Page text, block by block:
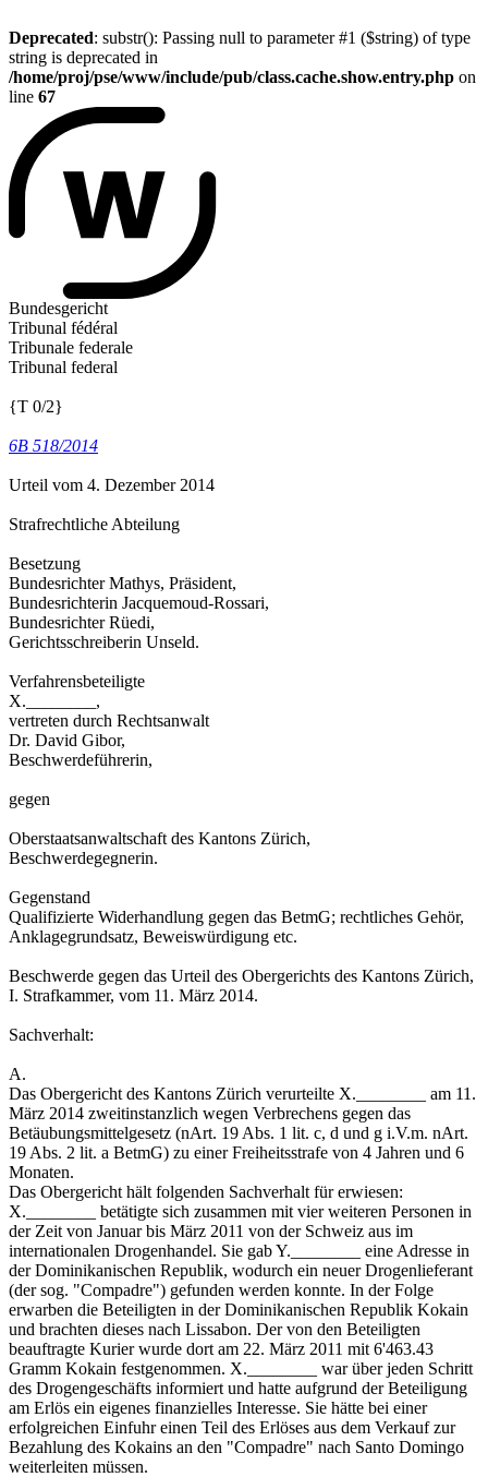
Deprecated: substr(): Passing null to parameter #1 ($string) of type
string is deprecated in
/home/proj/pse/www/include/pub/class.cache.show.entry.php on
line 67
Bundesgericht
Tribunal fédéral
Tribunale federale
Tribunal federal
{T 0/2}
6B 518/2014
Urteil vom 4. Dezember 2014
Strafrechtliche Abteilung
Besetzung
Bundesrichter Mathys, Präsident,
Bundesrichterin Jacquemoud-Rossari,
Bundesrichter Rüedi,
Gerichtsschreiberin Unseld.
Verfahrensbeteiligte
X.________,
vertreten durch Rechtsanwalt
Dr. David Gibor,
Beschwerdeführerin,
gegen
Oberstaatsanwaltschaft des Kantons Zürich,
Beschwerdegegnerin.
Gegenstand
Qualifizierte Widerhandlung gegen das BetmG; rechtliches Gehör,
Anklagegrundsatz, Beweiswürdigung etc.
Beschwerde gegen das Urteil des Obergerichts des Kantons Zürich,
I. Strafkammer, vom 11. März 2014.
Sachverhalt:
A.
Das Obergericht des Kantons Zürich verurteilte X.________ am 11.
März 2014 zweitinstanzlich wegen Verbrechens gegen das
Betäubungsmittelgesetz (nArt. 19 Abs. 1 lit. c, d und g i.V.m. nArt.
19 Abs. 2 lit. a BetmG) zu einer Freiheitsstrafe von 4 Jahren und 6
Monaten.
Das Obergericht hält folgenden Sachverhalt für erwiesen:
X.________ betätigte sich zusammen mit vier weiteren Personen in
der Zeit von Januar bis März 2011 von der Schweiz aus im
internationalen Drogenhandel. Sie gab Y.________ eine Adresse in
der Dominikanischen Republik, wodurch ein neuer Drogenlieferant
(der sog. "Compadre") gefunden werden konnte. In der Folge
erwarben die Beteiligten in der Dominikanischen Republik Kokain
und brachten dieses nach Lissabon. Der von den Beteiligten
beauftragte Kurier wurde dort am 22. März 2011 mit 6'463.43
Gramm Kokain festgenommen. X.________ war über jeden Schritt
des Drogengeschäfts informiert und hatte aufgrund der Beteiligung
am Erlös ein eigenes finanzielles Interesse. Sie hätte bei einer
erfolgreichen Einfuhr einen Teil des Erlöses aus dem Verkauf zur
Bezahlung des Kokains an den "Compadre" nach Santo Domingo
weiterleiten müssen.